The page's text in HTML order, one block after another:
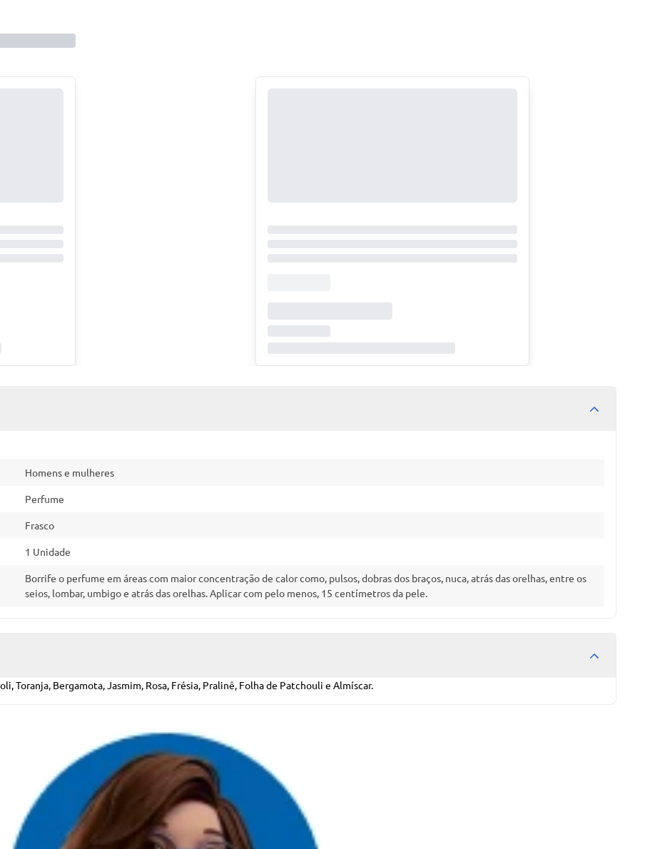
Homens e mulheres
Perfume
Frasco
1 Unidade
Borrife o perfume em áreas com maior concentração de calor como, pulsos, dobras dos braços, nuca, atrás das orelhas, entre os
seios, lombar, umbigo e atrás das orelhas. Aplicar com pelo menos, 15 centímetros da pele.
Toranja, Bergamota, Jasmim, Rosa, Frésia, Pralinê, Folha de Patchouli e Almíscar.